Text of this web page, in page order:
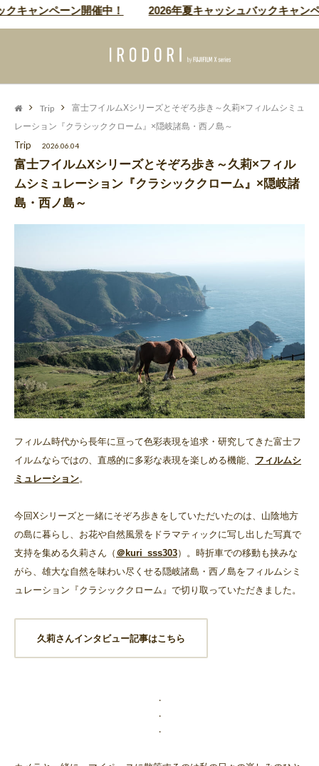
ペーン開催中！ 2026年夏キャッシュバックキャンペーン開
Trip
富士フイルムXシリーズとそぞろ歩き～久莉×フィルムシミュ
レーション『クラシッククローム』×隠岐諸島・西ノ島～
Trip 2026.06.04
富士フイルムXシリーズとそぞろ歩き～久莉×フィル
ムシミュレーション『クラシッククローム』×隠岐諸
島・西ノ島～
フィルム時代から長年に亘って色彩表現を追求・研究してきた富士フ
イルムならではの、直感的に多彩な表現を楽しめる機能、 フィルムシ
ミュレーション。
今回Xシリーズと一緒にそぞろ歩きをしていただいたのは、山陰地方
の島に暮らし、お花や自然風景をドラマティックに写し出した写真で
支持を集める久莉さん（ ＠kuri_sss303）。時折車での移動も挟みな
がら、雄大な自然を味わい尽くせる隠岐諸島・西ノ島をフィルムシミ
ュレーション『クラシッククローム』で切り取っていただきました。
久莉さんインタビュー記事はこちら
・
・
・